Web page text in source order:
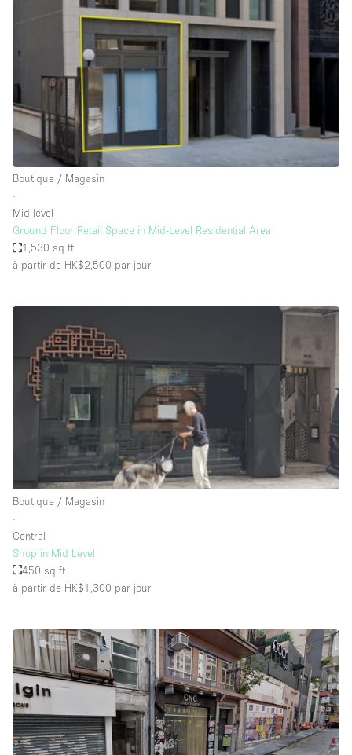
Espace Avec Vue
Espace Brut
Espace Epuré / Minimaliste
Exposition Véhicules
Internet
Jardin
Licence Alcool
Mobilier
Parking Privé
Portants
Presentoir Vitrine
Rooftop / Terrasse
Réserve
Salle de Bain
Smoking Area
Soundproof
Style Haussmannien
Sur Rue
Surface Habitable
Terrace
Toilettes
Water Access
Éclairage
Électricité
Boutique / Magasin
∙
Mid-level
Ground Floor Retail Space in Mid-Level Residential Area
1,530 sq ft
à partir de HK$2,500 par jour
Boutique / Magasin
∙
Central
Shop in Mid Level
450 sq ft
à partir de HK$1,300 par jour